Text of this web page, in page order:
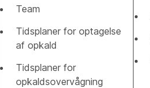
Team
Tidsplaner for optagelse
af opkald
Tidsplaner for
opkaldsovervågning